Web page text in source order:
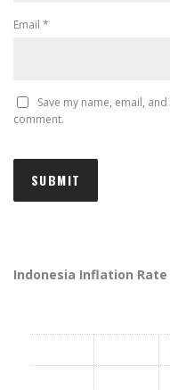
Email *
Save my name, email,
comment.
Indonesia Inflation Rate